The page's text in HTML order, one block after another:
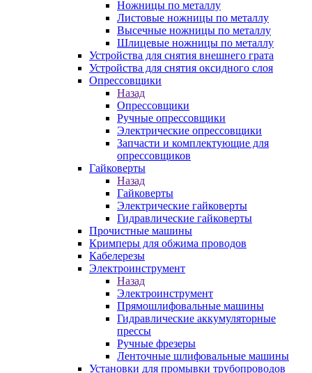
Ножницы по металлу
Листовые ножницы по металлу
Высечные ножницы по металлу
Шлицевые ножницы по металлу
Устройства для снятия внешнего грата
Устройства для снятия оксидного слоя
Опрессовщики
Назад
Опрессовщики
Ручные опрессовщики
Электрические опрессовщики
Запчасти и комплектующие для
опрессовщиков
Гайковерты
Назад
Гайковерты
Электрические гайковерты
Гидравлические гайковерты
Прочистные машины
Кримперы для обжима проводов
Кабелерезы
Электроинструмент
Назад
Электроинструмент
Прямошлифовальные машины
Гидравлические аккумуляторные
прессы
Ручные фрезеры
Ленточные шлифовальные машины
Установки для промывки трубопроводов